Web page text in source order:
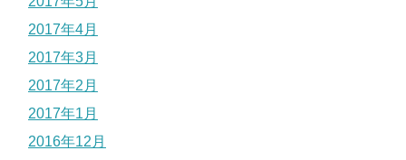
2017年4月
2017年3月
2017年2月
2017年1月
2016年12月